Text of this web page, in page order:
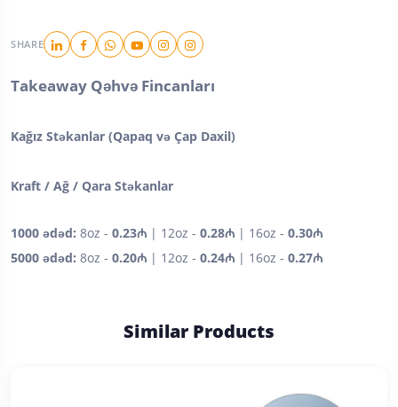
SHARE
Takeaway Qəhvə Fincanları
Kağız Stəkanlar (Qapaq və Çap Daxil)
Kraft / Ağ / Qara Stəkanlar
1000 ədəd: 8oz - 0.23₼ | 12oz - 0.28₼ | 16oz - 0.30₼
5000 ədəd: 8oz - 0.20₼ | 12oz - 0.24₼ | 16oz - 0.27₼
Similar Products